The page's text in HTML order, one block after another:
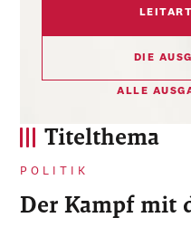
Titelthema
POLITIK
Der Kampf mit
DIE
ALLE